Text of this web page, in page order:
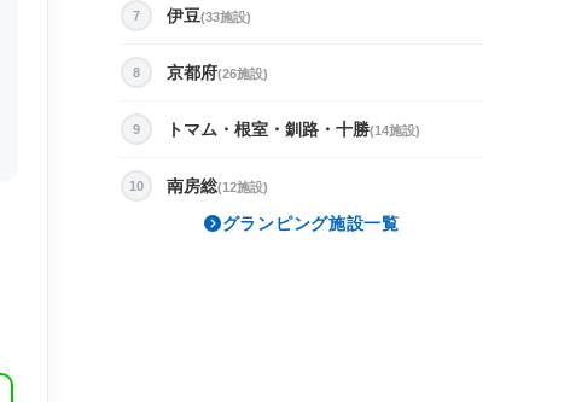
8/15(土)
7 伊豆(33施設)
8 京都府(26施設)
9 トマム・根室・釧路・十勝(14施設)
10 南房総(12施設)
グランピング施設一覧